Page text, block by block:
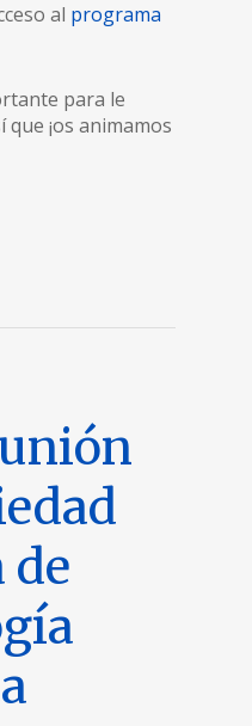
al programa
para le
¡os animamos
de